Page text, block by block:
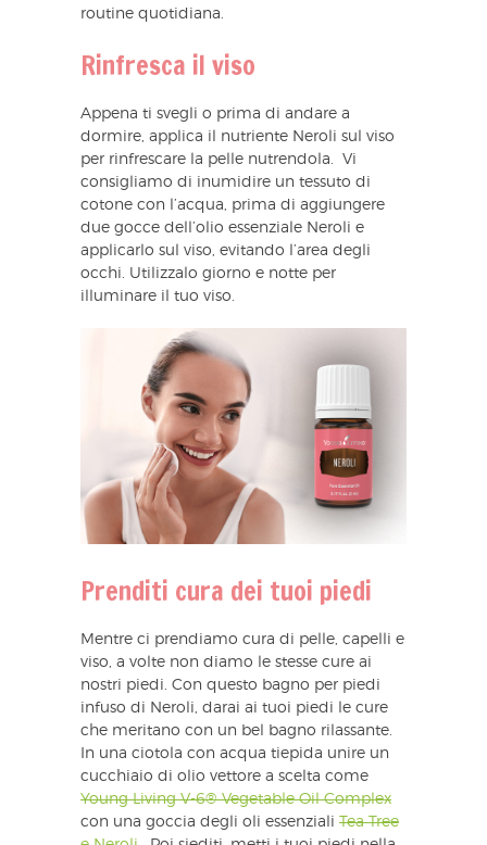
routine quotidiana.
Rinfresca il viso
Appena ti svegli o prima di andare a
dormire, applica il nutriente Neroli sul viso
per rinfrescare la pelle nutrendola. Vi
consigliamo di inumidire un tessuto di
cotone con l’acqua, prima di aggiungere
due gocce dell’olio essenziale Neroli e
applicarlo sul viso, evitando l’area degli
occhi. Utilizzalo giorno e notte per
illuminare il tuo viso.
Prenditi cura dei tuoi piedi
Mentre ci prendiamo cura di pelle, capelli e
viso, a volte non diamo le stesse cure ai
nostri piedi. Con questo bagno per piedi
infuso di Neroli, darai ai tuoi piedi le cure
che meritano con un bel bagno rilassante.
In una ciotola con acqua tiepida unire un
cucchiaio di olio vettore a scelta come
Young Living V-6® Vegetable Oil Complex
con una goccia degli oli essenziali Tea Tree